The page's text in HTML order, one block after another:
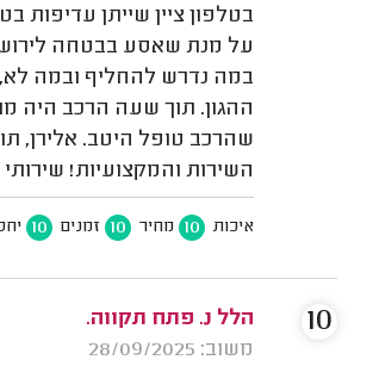
בטלפון ציין שייתן עדיפות
על מנת שאסע בבטחה
במה נדרש להחליף ובמה לא,
ההגון. תוך שעה הרכב היה
שהרכב טופל היטב. אלירן,
השירות והמקצועיות!
איכות 10 מחיר 10 זמנים 10
הלל נ. פתח תקווה.
משוב: 28/09/2025
10